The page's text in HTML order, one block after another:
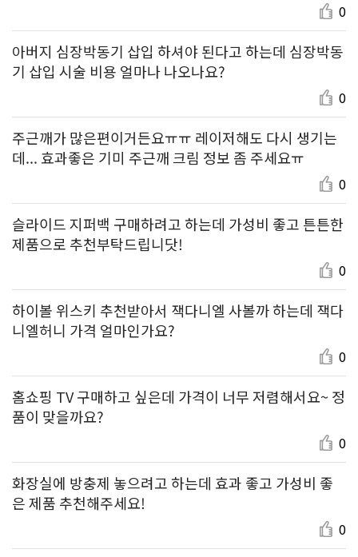
0
아버지 심장박동기 삽입 하셔야 된다고 하는데 심장박동
기 삽입 시술 비용 얼마나 나오나요?
0
주근깨가 많은편이거든요ㅠㅠ 레이저해도 다시 생기는
데... 효과좋은 기미 주근깨 크림 정보 좀 주세요ㅠ
0
슬라이드 지퍼백 구매하려고 하는데 가성비 좋고 튼튼한
제품으로 추천부탁드립니닷!
0
하이볼 위스키 추천받아서 잭다니엘 사볼까 하는데 잭다
니엘허니 가격 얼마인가요?
0
홈쇼핑 TV 구매하고 싶은데 가격이 너무 저렴해서요~ 정
품이 맞을까요?
0
화장실에 방충제 놓으려고 하는데 효과 좋고 가성비 좋
은 제품 추천해주세요!
0